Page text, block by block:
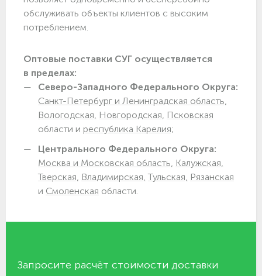
обслуживать объекты клиентов с высоким
потреблением.
Оптовые поставки СУГ осуществляется
в пределах:
Северо-Западного Федерального Округа:
Санкт-Петербург и Ленинградская область,
Вологодская, Новгородская, Псковская
области и республика Карелия;
Центрального Федерального Округа:
Москва и Московская область, Калужская,
Тверская, Владимирская, Тульская, Рязанская
и Смоленская области.
Запросите расчёт стоимости доставки